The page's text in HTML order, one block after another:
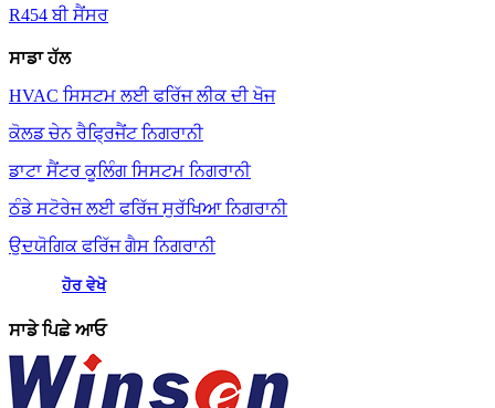
R454 ਬੀ ਸੈਂਸਰ
ਸਾਡਾ ਹੱਲ
HVAC ਸਿਸਟਮ ਲਈ ਫਰਿੱਜ ਲੀਕ ਦੀ ਖੋਜ
ਕੋਲਡ ਚੇਨ ਰੈਫ੍ਰਿਜੈਂਟ ਨਿਗਰਾਨੀ
ਡਾਟਾ ਸੈਂਟਰ ਕੂਲਿੰਗ ਸਿਸਟਮ ਨਿਗਰਾਨੀ
ਠੰਡੇ ਸਟੋਰੇਜ ਲਈ ਫਰਿੱਜ ਸੁਰੱਖਿਆ ਨਿਗਰਾਨੀ
ਉਦਯੋਗਿਕ ਫਰਿੱਜ ਗੈਸ ਨਿਗਰਾਨੀ
ਹੋਰ ਵੇਖੋ
ਸਾਡੇ ਪਿਛੇ ਆਓ